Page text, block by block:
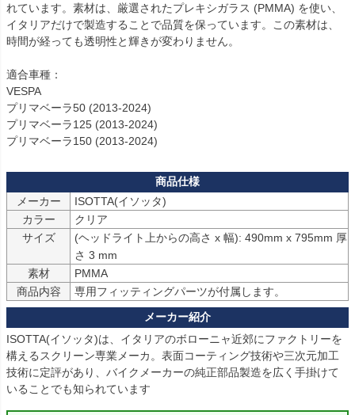
れています。素材は、厳選されたプレキシガラス (PMMA) を使い、
イタリアだけで製造することで品質を保っています。この素材は、
時間が経っても透明性と輝きが変わりません。
適合車種：
VESPA
プリマベーラ50 (2013-2024)
プリマベーラ125 (2013-2024)
プリマベーラ150 (2013-2024)
メーカー
ISOTTA(イソッタ)
カラー
サイズ
(ヘッドライト上からの高さ x 幅): 490mm x 795mm 厚
さ 3 mm
素材
PMMA
商品内容
専用フィッティングパーツが付属します。
ISOTTA(イソッタ)は、イタリアのボローニャ近郊にファクトリーを
構えるスクリーン専業メーカ。表面コーティング技術や三次元加工
技術に定評があり、バイクメーカーの純正部品製造を広く手掛けて
いることでも知られています